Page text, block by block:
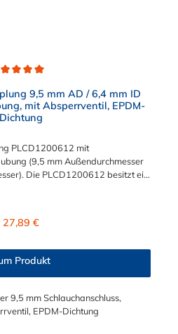
9,5 mm AD / 6,4 mm ID
mit Absperrventil, EPDM-
Dichtung
PLCD1200612 mit
(9,5 mm Außendurchmesser
Die PLCD1200612 besitzt ein
können diese Kupplung mit allen
Regulärer Preis:
27,89 €
Produkt